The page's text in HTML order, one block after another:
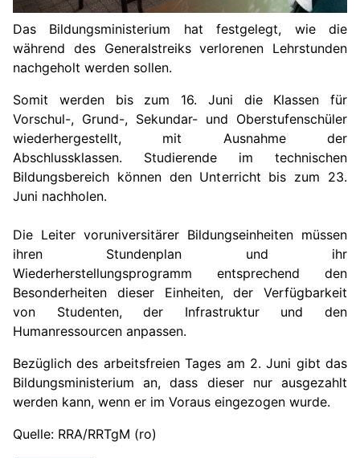
Das Bildungsministerium hat festgelegt, wie die
während des Generalstreiks verlorenen Lehrstunden
nachgeholt werden sollen.
Somit werden bis zum 16. Juni die Klassen für
Vorschul-, Grund-, Sekundar- und Oberstufenschüler
wiederhergestellt, mit Ausnahme der
Abschlussklassen. Studierende im technischen
Bildungsbereich können den Unterricht bis zum 23.
Juni nachholen.
Die Leiter voruniversitärer Bildungseinheiten müssen
ihren Stundenplan und ihr
Wiederherstellungsprogramm entsprechend den
Besonderheiten dieser Einheiten, der Verfügbarkeit
von Studenten, der Infrastruktur und den
Humanressourcen anpassen.
Bezüglich des arbeitsfreien Tages am 2. Juni gibt das
Bildungsministerium an, dass dieser nur ausgezahlt
werden kann, wenn er im Voraus eingezogen wurde.
Quelle: RRA/RRTgM (ro)